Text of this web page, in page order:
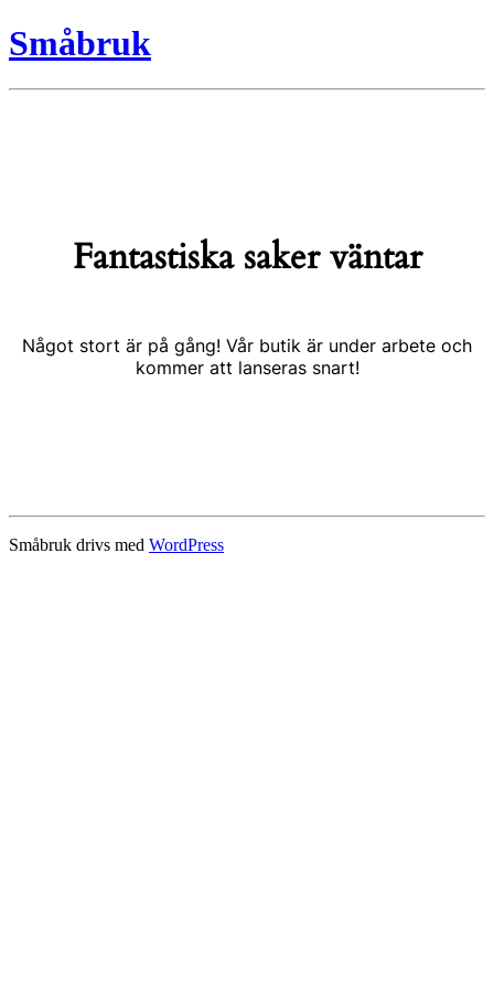
Småbruk
Fantastiska saker väntar
Något stort är på gång! Vår butik är under arbete och
kommer att lanseras snart!
Småbruk drivs med WordPress